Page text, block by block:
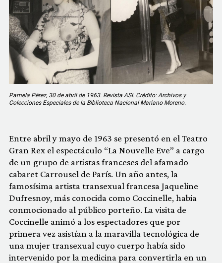
Pamela Pérez, 30 de abril de 1963. Revista ASI. Crédito: Archivos y
Colecciones Especiales de la Biblioteca Nacional Mariano Moreno.
Entre abril y mayo de 1963 se presentó en el Teatro
Gran Rex el espectáculo “La Nouvelle Eve” a cargo
de un grupo de artistas franceses del afamado
cabaret Carrousel de París. Un año antes, la
famosísima artista transexual francesa Jaqueline
Dufresnoy, más conocida como Coccinelle, habia
conmocionado al público porteño. La visita de
Coccinelle animó a los espectadores que por
primera vez asistían a la maravilla tecnológica de
una mujer transexual cuyo cuerpo había sido
intervenido por la medicina para convertirla en un